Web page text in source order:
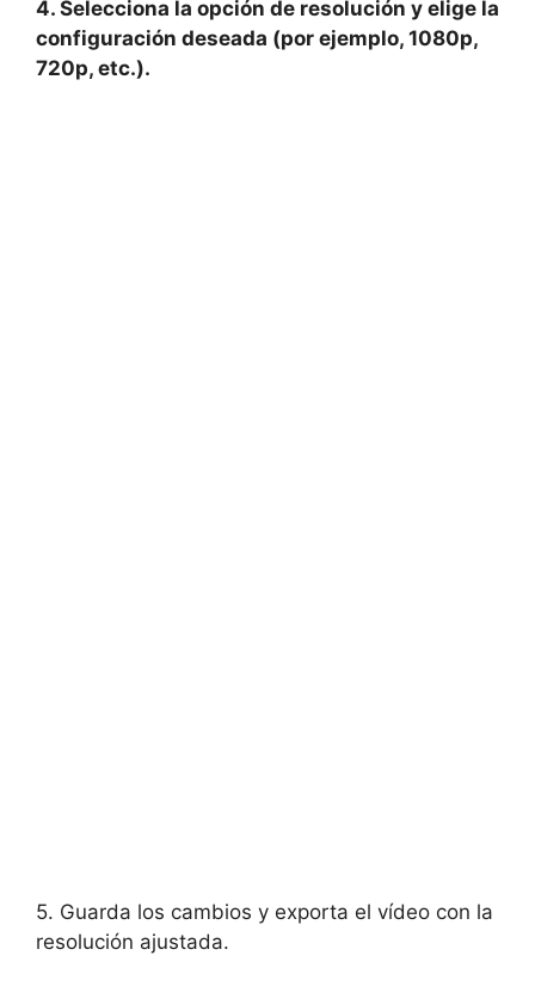
4.‍ Selecciona​ la opción de ‌resolución y elige la
‍configuración deseada‍ (por ejemplo, 1080p,
720p, etc.).
5. Guarda los ⁤cambios y exporta ‌el vídeo con la
resolución ajustada.